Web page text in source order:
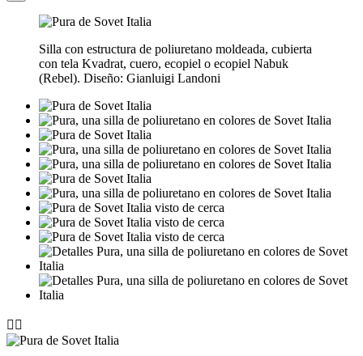
Silla con estructura de poliuretano moldeada, cubierta
con tela Kvadrat, cuero, ecopiel o ecopiel Nabuk
(Rebel). Diseño: Gianluigi Landoni
 